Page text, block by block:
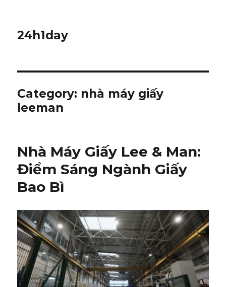
24h1day
Category: nhà máy giấy
leeman
Nhà Máy Giấy Lee & Man:
Điểm Sáng Ngành Giấy
Bao Bì